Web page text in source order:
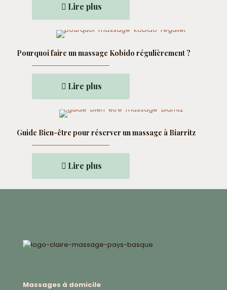
Lire plus
Pourquoi faire un massage Kobido régulièrement ?
Lire plus
Guide Bien-être pour réserver un massage à Biarritz
Lire plus
Massages à domicile